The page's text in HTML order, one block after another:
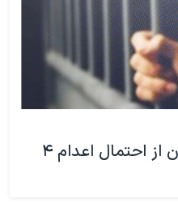
نگرانی عفو بین‌الملل آلمان از احتمال اعدام ۴